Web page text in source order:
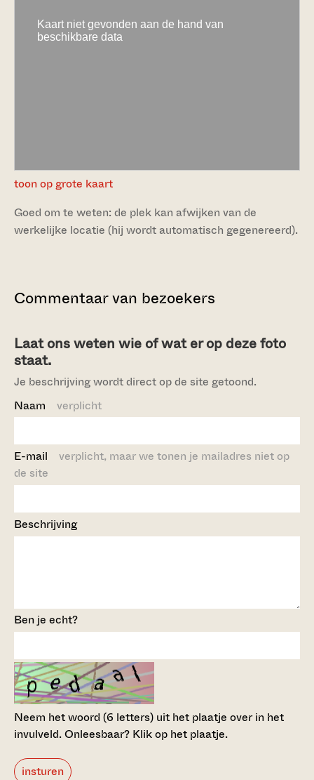
toon op grote kaart
Goed om te weten: de plek kan afwijken van de
werkelijke locatie (hij wordt automatisch gegenereerd).
Commentaar van bezoekers
Laat ons weten wie of wat er op deze foto
staat.
Je beschrijving wordt direct op de site getoond.
Naam verplicht
E-mail verplicht, maar we tonen je mailadres niet op
de site
Beschrijving
Ben je echt?
Neem het woord (6 letters) uit het plaatje over in het
invulveld.Onleesbaar? Klik op het plaatje.
insturen